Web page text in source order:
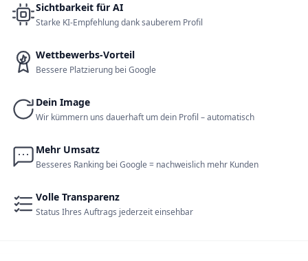
Sichtbarkeit für AI
Starke KI-Empfehlung dank sauberem Profil
Wettbewerbs-Vorteil
Bessere Platzierung bei Google
Dein Image
Wir kümmern uns dauerhaft um dein Profil – automatisch
Mehr Umsatz
Besseres Ranking bei Google = nachweislich mehr Kunden
Volle Transparenz
Status Ihres Auftrags jederzeit einsehbar